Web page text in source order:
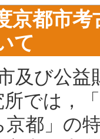
京都市
て
及び公益
所では，
京都」の